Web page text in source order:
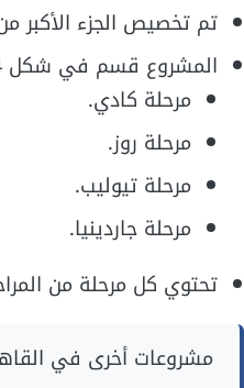
تم تخصيص الجزء الأكبر
المشروع قسم في شكل 4 مراحل ولكل منها اسم منفرد وجاءت كالتالي:
مرحلة كادي.
مرحلة روز.
مرحلة تيوليب.
مرحلة جاردينيا.
تحتوي كل مرحلة من
مشروعات أخرى في